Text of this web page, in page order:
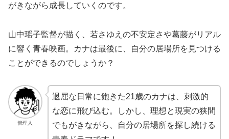
がきながら成長していくのです。
山中瑶子監督が描く、若さゆえの不安定さや葛藤がリアル
に響く青春映画。カナは最後に、自分の居場所を見つける
ことができるのでしょうか？
管理人
退屈な日常に飽きた21歳のカナは、刺激的
な恋に飛び込む。しかし、理想と現実の狭間
でもがきながら、自分の居場所を探し続ける